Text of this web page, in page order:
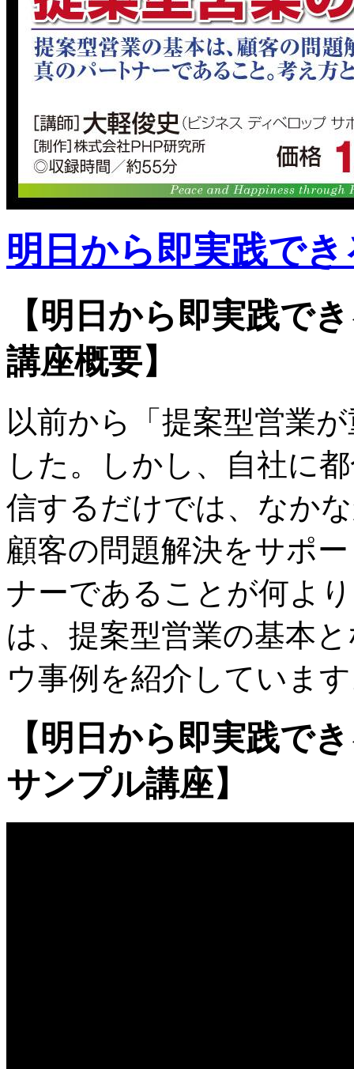
明日から即実践で
【明日から即実践
講座概要】
以前から「提案型営業
した。しかし、自社に
信するだけでは、なか
顧客の問題解決をサポ
ナーであることが何よ
は、提案型営業の基本
ウ事例を紹介していま
【明日から即実践
サンプル講座】